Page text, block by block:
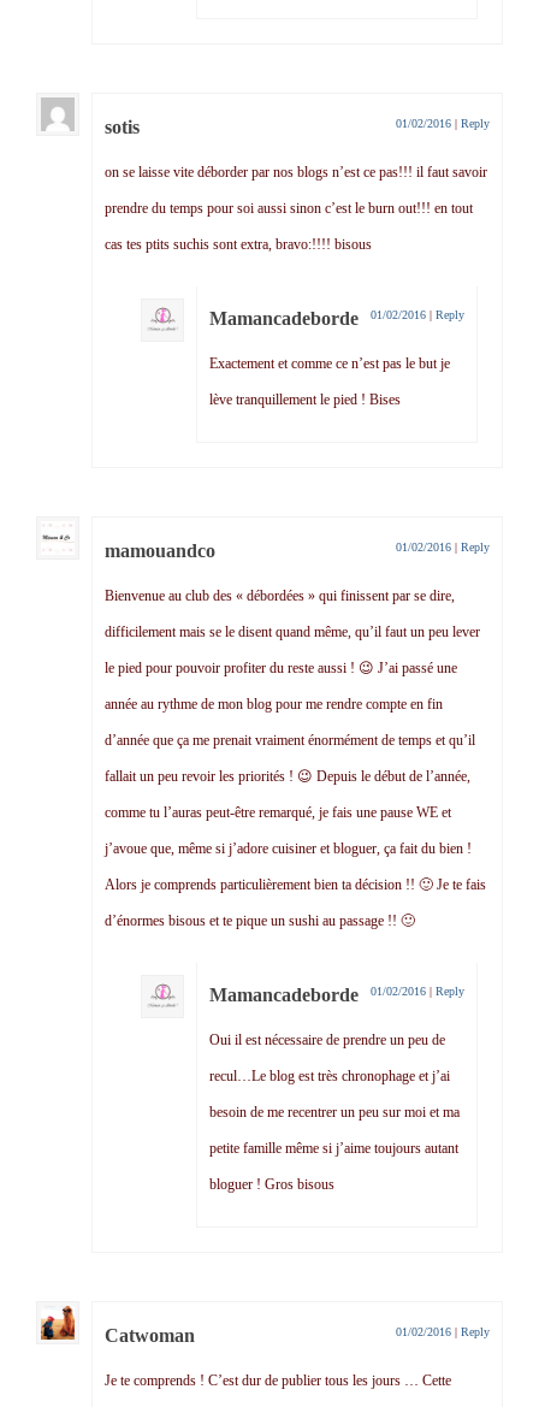
sotis 01/02/2016 | Reply
on se laisse vite déborder par nos blogs n’est ce pas!!! il faut savoir
prendre du temps pour soi aussi sinon c’est le burn out!!! en tout
cas tes ptits suchis sont extra, bravo:!!!! bisous
Mamancadeborde 01/02/2016 | Reply
Exactement et comme ce n’est pas le but je
lève tranquillement le pied ! Bises
mamouandco 01/02/2016 | Reply
Bienvenue au club des « débordées » qui finissent par se dire,
difficilement mais se le disent quand même, qu’il faut un peu lever
le pied pour pouvoir profiter du reste aussi ! 😉 J’ai passé une
année au rythme de mon blog pour me rendre compte en fin
d’année que ça me prenait vraiment énormément de temps et qu’il
fallait un peu revoir les priorités ! 😉 Depuis le début de l’année,
comme tu l’auras peut-être remarqué, je fais une pause WE et
j’avoue que, même si j’adore cuisiner et bloguer, ça fait du bien !
Alors je comprends particulièrement bien ta décision !! 🙂 Je te fais
d’énormes bisous et te pique un sushi au passage !! 🙂
Mamancadeborde 01/02/2016 | Reply
Oui il est nécessaire de prendre un peu de
recul…Le blog est très chronophage et j’ai
besoin de me recentrer un peu sur moi et ma
petite famille même si j’aime toujours autant
bloguer ! Gros bisous
Catwoman 01/02/2016 | Reply
Je te comprends ! C’est dur de publier tous les jours … Cette